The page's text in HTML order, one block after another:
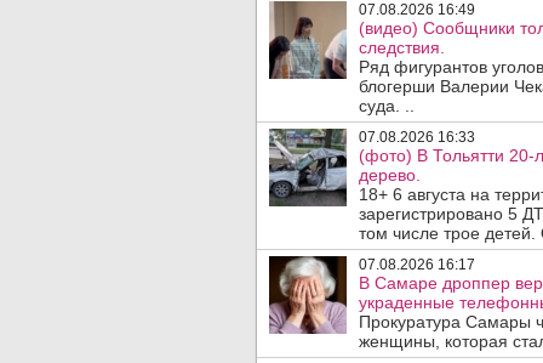
07.08.2026 16:49
(видео) Сообщники
следствия.
Ряд фигурантов
блогерши Валерии
суда. ..
07.08.2026 16:33
(фото) В Тольятти 20-
дерево.
18+ 6 августа на
зарегистрировано 5
том числе трое
07.08.2026 16:17
В Самаре дроппер
украденные
Прокуратура Самары
женщины, которая